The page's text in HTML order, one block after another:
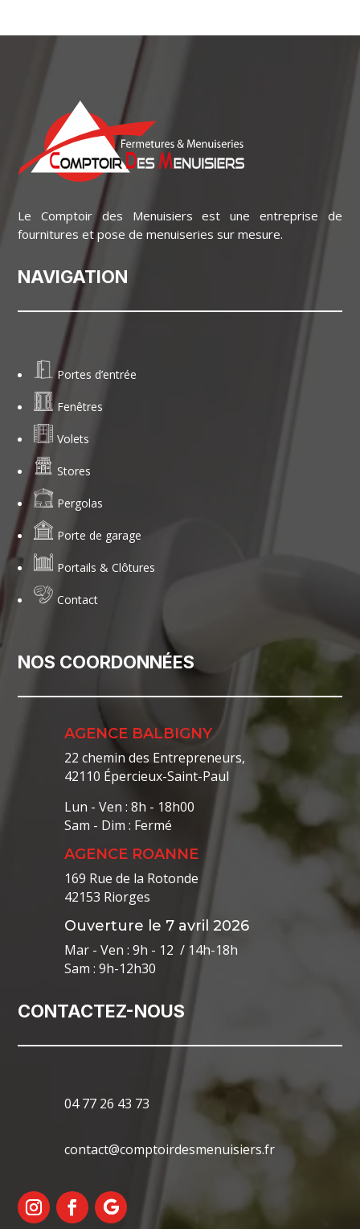
Le Comptoir des Menuisiers est une entreprise de
fournitures et pose de menuiseries sur mesure.
NAVIGATION
Portes d’entrée
Fenêtres
Volets
Stores
Pergolas
Porte de garage
Portails & Clôtures
Contact
NOS COORDONNÉES
AGENCE BALBIGNY
22 chemin des Entrepreneurs,
42110 Épercieux-Saint-Paul
Lun - Ven : 8h - 18h00
Sam - Dim : Fermé
AGENCE ROANNE
169 Rue de la Rotonde
42153 Riorges
Ouverture le 7 avril 2026
Mar - Ven : 9h - 12 / 14h-18h
Sam : 9h-12h30
CONTACTEZ-NOUS
04 77 26 43 73
contact@comptoirdesmenuisiers.fr
Mentions Légales